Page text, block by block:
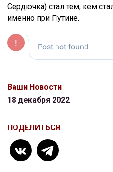
Сердючка) стал тем, кем
именно при Путине.
Ваши Новости
18 декабря 2022
ПОДЕЛИТЬСЯ